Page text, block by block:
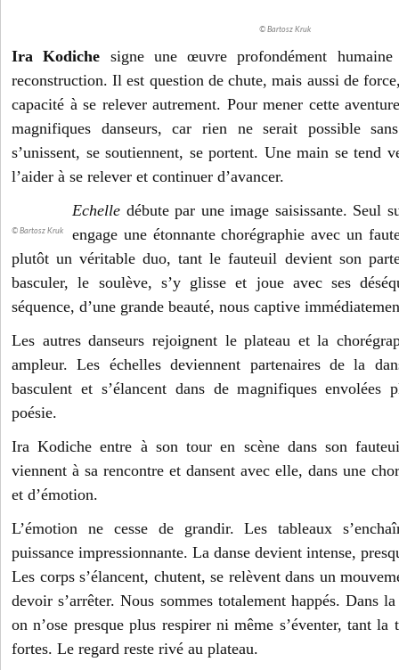
© Bartosz Kruk
Ira Kodiche signe une œuvre profondément
reconstruction. Il est question de chute, mais aussi de
capacité à se relever autrement. Pour mener cette
magnifiques danseurs, car rien ne serait possible
s’unissent, se soutiennent, se portent. Une main se tend
l’aider à se relever et continuer d’avancer.
© Bartosz Kruk
Echelle débute par une image saisissante. Seul
engage une étonnante chorégraphie avec un
plutôt un véritable duo, tant le fauteuil devient son
basculer, le soulève, s’y glisse et joue avec ses
séquence, d’une grande beauté, nous captive
Les autres danseurs rejoignent le plateau et la
ampleur. Les échelles deviennent partenaires de la
basculent et s’élancent dans de magnifiques envolées
poésie.
Ira Kodiche entre à son tour en scène dans son
viennent à sa rencontre et dansent avec elle, dans une
et d’émotion.
L’émotion ne cesse de grandir. Les tableaux
puissance impressionnante. La danse devient intense,
Les corps s’élancent, chutent, se relèvent dans un
devoir s’arrêter. Nous sommes totalement happés. Dans
on n’ose presque plus respirer ni même s’éventer, tant la
fortes. Le regard reste rivé au plateau.